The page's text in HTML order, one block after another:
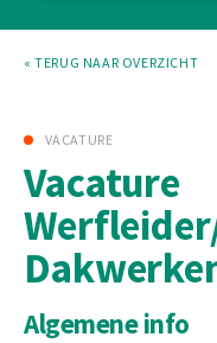
« TERUG NAAR OVERZICHT
VACATURE
Vacature
Algemene info